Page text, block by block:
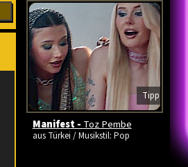
Tipp
Manifest - Toz Pembe
aus Türkei / Musikstil: Pop